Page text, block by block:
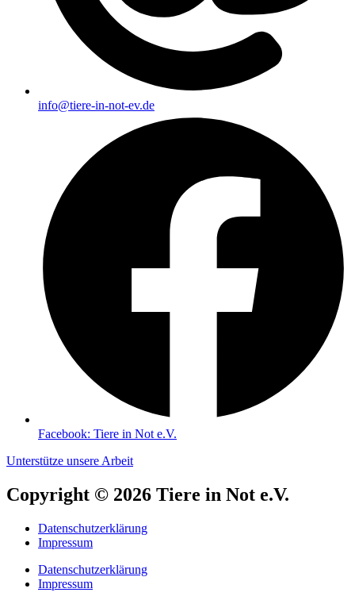
info@tiere-in-not-ev.de
Facebook: Tiere in Not e.V.
Unterstütze unsere Arbeit
Copyright © 2026 Tiere in Not e.V.
Datenschutzerklärung
Impressum
Datenschutzerklärung
Impressum